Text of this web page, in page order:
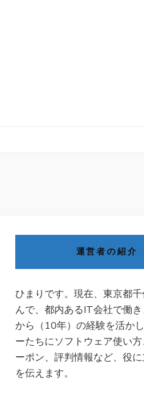
運営者の紹介
ひまりです。現在、東京都
んで、都内あるIT会社で働
から（10年）の経験を活か
ーたちにソフトウェア使い
ーポン、評判情報など、役
を伝えます。